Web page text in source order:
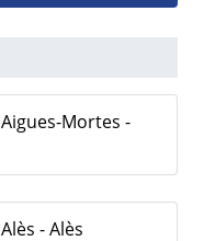
Mortes -
- Alès